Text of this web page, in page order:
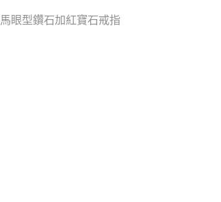
馬眼型鑽石加紅寶石戒指